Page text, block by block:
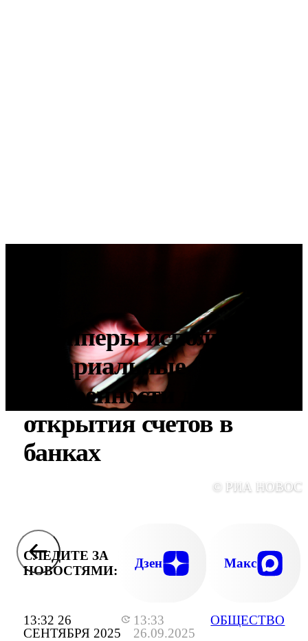
13:32 26
СЕНТЯБРЯ 2025
13:33
26.09.2025
ОБЩЕСТВО
Дропперы используют
нотариальные
доверенности для
открытия счетов в
банках
© РИА
СЛЕДИТЕ ЗА
НОВОСТЯМИ:
Дзен Макс